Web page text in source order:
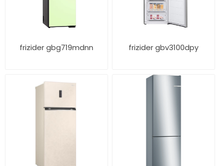
frizider gbg719mdnn frizider gbv3100dpy